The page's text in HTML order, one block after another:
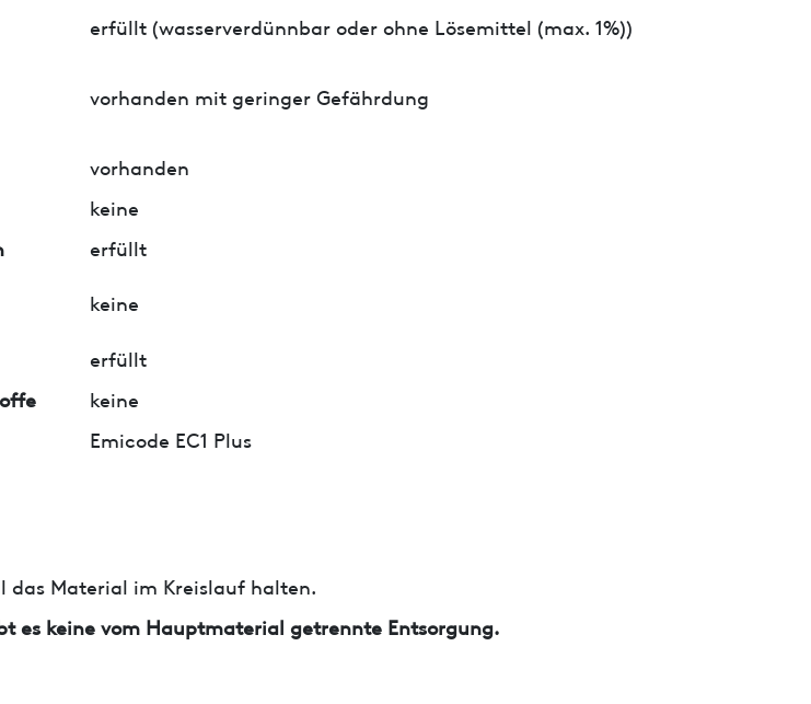
erfüllt (wasserverdünnbar oder ohne Lösemittel (max. 1%))
vorhanden mit geringer Gefährdung
vorhanden
keine
erfüllt
keine
erfüllt
keine
Emicode EC1 Plus
das Material im Kreislauf halten.
es keine vom Hauptmaterial getrennte Entsorgung.